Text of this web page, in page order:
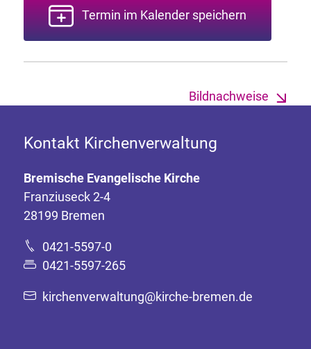
Termin im Kalender speichern
Bildnachweise
Kontakt Kirchenverwaltung
Bremische Evangelische Kirche
Franziuseck 2-4
28199 Bremen
0421-5597-0
0421-5597-265
kirchenverwaltung@kirche-bremen.de